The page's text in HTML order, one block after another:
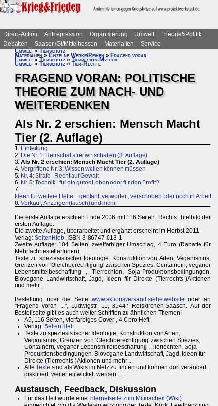
Direct-Action Antirepression Organisierung Umwelt
Theorie&Politik
Debatten
Saasen/GI/Mittelhessen Materialien
Service
Umwelt»Tierschutz
Materialien » Einzelne Werke/Reihen » Fragend voran
Umwelt » Tierschutz » Tierrechts-Mythen
Umwelt » Tierschutz » Tier-Rechte
FRAGEND VORAN: POLITISCHE
THEORIE ZUM NACH- UND
WEITERDENKEN
Als Nr. 2 erschien: Mensch Macht
Tier (2. Auflage)
1. Einleitung
2. Die Nr. 1: Herrschaftsfrei wirtschaften (3. Auflage)
3. Als Nr. 2 erschien: Mensch Macht Tier (2. Auflage)
4. Vergriffene Nr. 3: Wissen wollen können müssen
5. Nr. 4: Strafe - Recht auf Gewalt
6. Nr. 5: Technik - für ein gutes Leben oder für den Profit?
7.
Ideen für weitere Hefte ... geplant, verworfen, verschoben oder noch in Arbeit
8. Verkauf, Anzeigen(tausch) und mehr
Die erste Auflage erschien Ende 2006 mit 116 Seiten. Rechts: Titelbild der
ersten Auflage.
Die zweite Auflage, überarbeitet und ergänzt erscheint im Herbst 2011.
Verlag: SeitenHieb. ISBN 3-86747-013-1
Zweite Auflage: 104 Seiten, zweifarbiger Umschlag, 4 Euro (Rabatte für
MehrfachbestellerInnen)
Texte zu speziesistischer Ideologie, Konstruktion von Arten, Veganismus,
Grenzen von 'Gleichberechtigung' zwischen Spezies, Containern, veganer
Lebensmittelbeschaffung , Tierrechten, Soja-Produktionsbedingungen,
Biovegane Landwirtschaft, Jagd, Ideen für Direkte (Tierrechts-)Aktionen
und mehr ...
Bestellung über die Seite www.aktionsversand.siehe.website oder an
"Fragend voran ...", Ludwigstr. 11, 35447 Reiskirchen-Saasen. Auf der
Bestellseite gibt es auch weiter Schriften zu ähnlichen Themen!
A5, 116 Seiten, vierfarbiges Cover , 4 € pro Heft
Verlag: SeitenHieb
Texte zu speziesistischer Ideologie, Konstruktion von Arten,
Veganismus, Grenzen von 'Gleichberechtigung' zwischen Spezies,
Containern, veganer Lebensmittelbeschaffung , Tierrechten, Soja-
Produktionsbedingungen, Biovegane Landwirtschaft, Jagd, Ideen für
Direkte (Tierrechts-)Aktionen und mehr ...
Alle Texte sind als Wikis im Netz zu finden und können dort verändert,
diskutiert, weiter entwickelt werden ...
Austausch, Feedback, Diskussion
Für das Heft wurde eine Internetseite zum Mitmachen (Wiki)